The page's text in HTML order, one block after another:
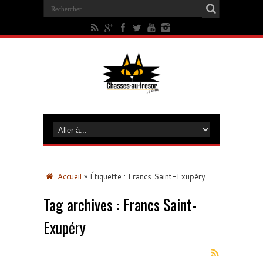
Accueil » Étiquette : Francs Saint-Exupéry
Tag archives : Francs Saint-
Exupéry